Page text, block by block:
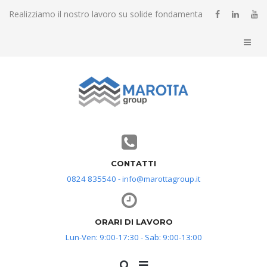
Realizziamo il nostro lavoro su solide fondamenta
CONTATTI
0824 835540 - info@marottagroup.it
ORARI DI LAVORO
Lun-Ven: 9:00-17:30 - Sab: 9:00-13:00